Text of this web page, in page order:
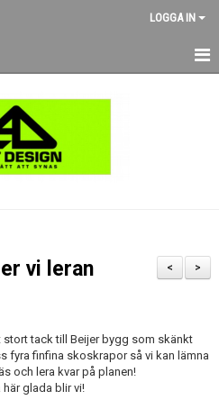
LOGGA IN
>
<
vi leran
stort tack till Beijer bygg som skänkt
fyra finfina skoskrapor så vi kan lämna
och lera kvar på planen!
här glada blir vi!